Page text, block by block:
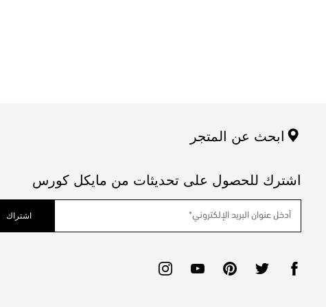
ابحث عن المتجر
اشترك للحصول على تحديثات من مايكل كورس
اشتراك